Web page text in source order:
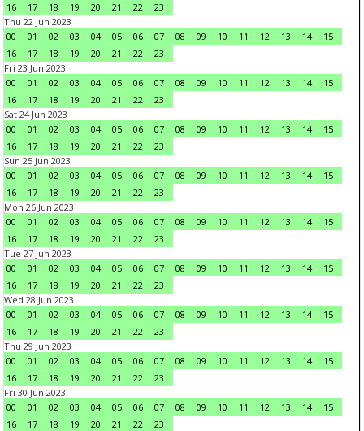
16
17 18 19 20 21 22
23
Thu 22 Jun 2023
00
01 02 03 04 05 06 07 08 09 10 11 12 13 14
15
16
17 18 19 20 21 22
23
Fri 23 Jun 2023
00
01 02 03 04 05 06 07 08 09 10 11 12 13 14
15
16
17 18 19 20 21 22
23
Sat 24 Jun 2023
00
01 02 03 04 05 06 07 08 09 10 11 12 13 14
15
16
17 18 19 20 21 22
23
Sun 25 Jun 2023
00
01 02 03 04 05 06 07 08 09 10 11 12 13 14
15
16
17 18 19 20 21 22
23
Mon 26 Jun 2023
00
01 02 03 04 05 06 07 08 09 10 11 12 13 14
15
16
17 18 19 20 21 22
23
Tue 27 Jun 2023
00
01 02 03 04 05 06 07 08 09 10 11 12 13 14
15
16
17 18 19 20 21 22
23
Wed 28 Jun 2023
00
01 02 03 04 05 06 07 08 09 10 11 12 13 14
15
16
17 18 19 20 21 22
23
Thu 29 Jun 2023
00
01 02 03 04 05 06 07 08 09 10 11 12 13 14
15
16
17 18 19 20 21 22
23
Fri 30 Jun 2023
00
01 02 03 04 05 06 07 08 09 10 11 12 13 14
15
16
17 18 19 20 21 22
23